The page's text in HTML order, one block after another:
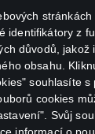
identifikátory z
důvodů, jakož
obsahu.
souhlasíte s
cookies
Svůj